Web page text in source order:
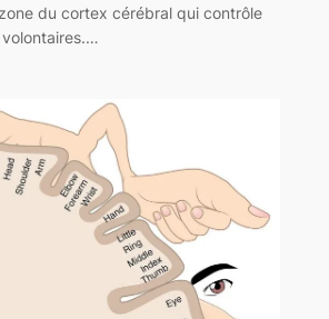
du cortex cérébral qui contrôle